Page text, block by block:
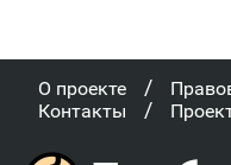
О проекте /
Контакты /